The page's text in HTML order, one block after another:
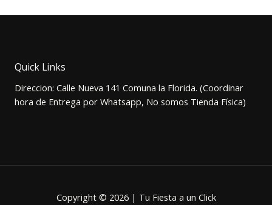
era:
es:
Quick Links
Direccion: Calle Nueva 141 Comuna la Florida. (Coordinar
hora de Entrega por Whatsapp, No somos Tienda Física)
Copyright © 2026 | Tu Fiesta a un Click